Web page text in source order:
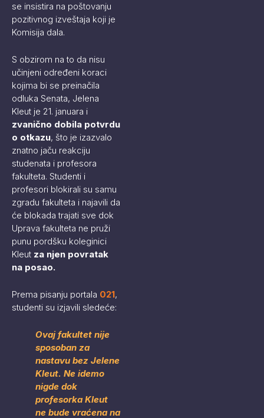
se insistira na poštovanju
pozitivnog izveštaja koji je
Komisija dala.
S obzirom na to da nisu
učinjeni određeni koraci
kojima bi se preinačila
odluka Senata, Jelena
Kleut je 21. januara i
zvanično dobila potvrdu
o otkazu, što je izazvalo
znatno jaču reakciju
studenata i profesora
fakulteta. Studenti i
profesori blokirali su samu
zgradu fakulteta i najavili da
će blokada trajati sve dok
Uprava fakulteta ne pruži
punu pordšku koleginici
Kleut za njen povratak
na posao.
Prema pisanju portala 021,
studenti su izjavili sledeće:
Ovaj fakultet nije
sposoban za
nastavu bez Jelene
Kleut. Ne idemo
nigde dok
profesorka Kleut
ne bude vraćena na